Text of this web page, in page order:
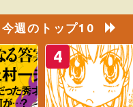
今週のトップ10
4